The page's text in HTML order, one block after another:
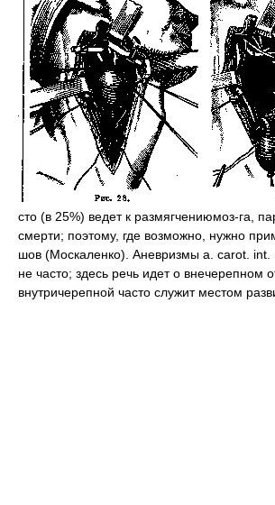
сто (в 25%) ведет к размягчениюмоз-га,
смерти; поэтому, где возможно, нужно
шов (Москаленко). Аневризмы a. carot. int.
не часто; здесь речь идет о внечерепном
внутричерепной часто служит местом